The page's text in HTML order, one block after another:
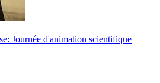
Journée d'animation scientifique